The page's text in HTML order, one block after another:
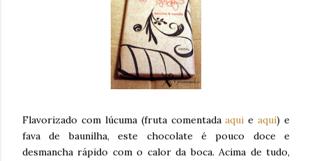
Flavorizado com lúcuma (fruta comentadaaqui eaqui) e
fava de baunilha, este chocolate é pouco doce e
desmancha rápido com o calor da boca. Acima de tudo,